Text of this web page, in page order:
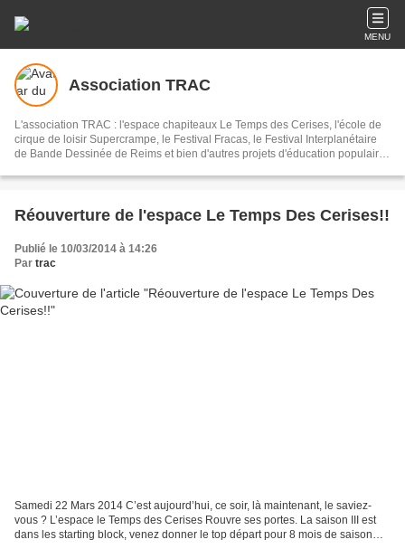
MENU
Association TRAC
L'association TRAC : l'espace chapiteaux Le Temps des Cerises, l'école de
cirque de loisir Supercrampe, le Festival Fracas, le Festival Interplanétaire
de Bande Dessinée de Reims et bien d'autres projets d'éducation populaire
Réouverture de l'espace Le Temps Des Cerises!!
Publié le 10/03/2014 à 14:26
Par trac
Samedi 22 Mars 2014 C’est aujourd’hui, ce soir, là maintenant, le saviez-
vous ? L’espace le Temps des Cerises Rouvre ses portes. La saison III est
dans les starting block, venez donner le top départ pour 8 mois de saison